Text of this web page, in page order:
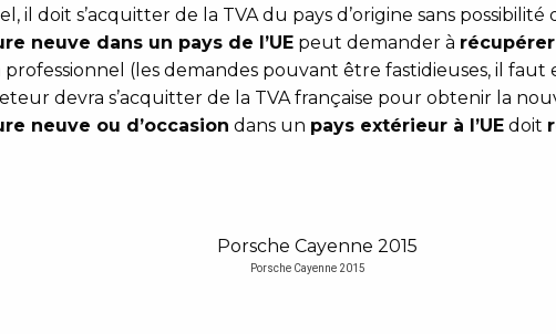
il doit s’acquitter de la TVA du pays d’origine sans possibilité
neuve dans un pays de l’UE peut demander à récupérer
(les demandes pouvant être fastidieuses, il faut
devra s’acquitter de la TVA française pour obtenir la
neuve ou d’occasion dans un pays extérieur à l’UE doit
Porsche Cayenne 2015